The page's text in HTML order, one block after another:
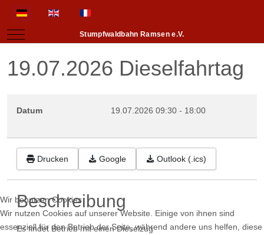
Sprache auswählen
Mobile Menu ToggleStumpfwaldbahn Ramsen e.V.
19.07.2026 Dieselfahrtag
Datum 19.07.2026 09:30 - 18:00
Drucken Google Outlook (.ics)
Beschreibung
Es findet Betrieb mit einen Dieselzug
Wir benutzen Cookies
Wir nutzen Cookies auf unserer Website. Einige von ihnen sind
essenziell für den Betrieb der Seite, während andere uns helfen, diese